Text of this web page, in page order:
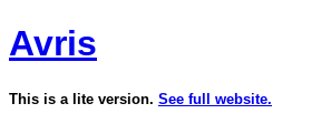
Avris
This is a lite version. See full website.